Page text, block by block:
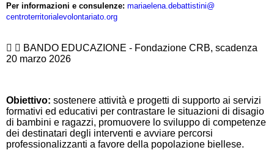
Per informazioni e consulenze: mariaelena.debattistini@
centroterritorialevolontariato .org
BANDO EDUCAZIONE - Fondazione CRB, scadenza
20 marzo 2026
Obiettivo: sostenere attività e progetti di supporto ai servizi
formativi ed educativi per contrastare le situazioni di disagio
di bambini e ragazzi, promuovere lo sviluppo di competenze
dei destinatari degli interventi e avviare percorsi
professionalizzanti a favore della popolazione biellese.